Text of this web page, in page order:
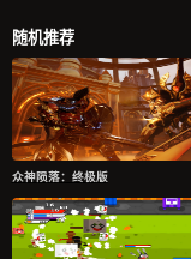
随机推荐
众神陨落：终极版